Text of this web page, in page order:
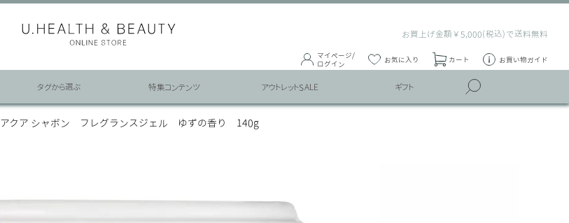
お買上げ金額￥5,000(税込)で送料無料
マイページ/
ログイン
お気に入り カート お買い物ガイド
タグから選ぶ 特集コンテンツ アウトレットSALE ギフト
アクア シャボン フレグランスジェル ゆずの香り 140g